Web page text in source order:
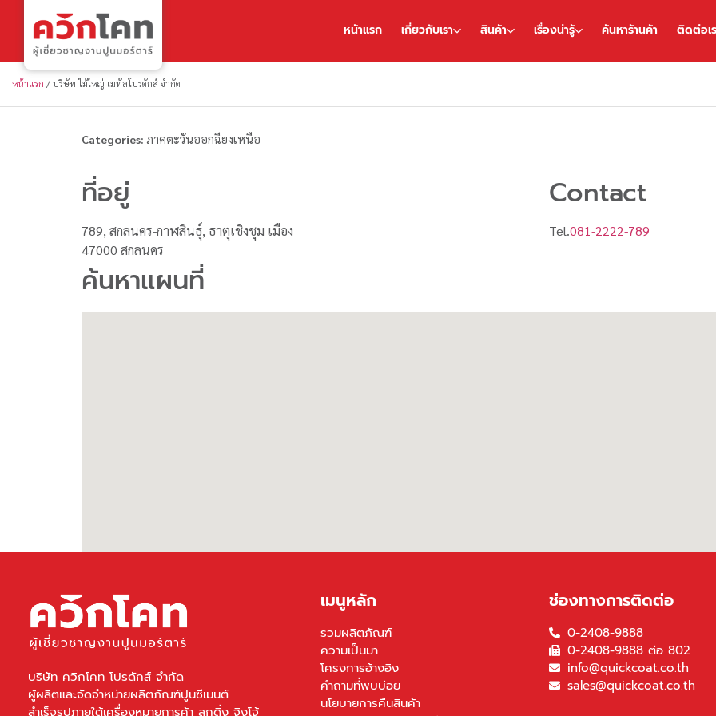
หน้าแรก เกี่ยวกับเรา สินค้า เรื่องน่ารู้ ค้นหาร้านค้า ติดต่อเ
หน้าแรก / บริษัท ไม้ใหญ่ เมทัลโปรดักส์ จำกัด
Categories: ภาคตะวันออกฉียงเหนือ
ที่อยู่
789, สกลนคร-กาฬสินธุ์, ธาตุเชิงชุม เมือง
47000 สกลนคร
Contact
Tel.081-2222-789
ค้นหาแผนที่
บริษัท ควิกโคท โปรดักส์ จำกัด
ผู้ผลิตและจัดจำหน่ายผลิตภัณฑ์ปูนซีเมนต์
สำเร็จรูปภายใต้เครื่องหมายการค้า ลูกดิ่ง จิงโจ้
เมนูหลัก
รวมผลิตภัณฑ์
ความเป็นมา
โครงการอ้างอิง
คำถามที่พบบ่อย
นโยบายการคืนสินค้า
ช่องทางการติดต่อ
0-2408-9888
0-2408-9888 ต่อ 802
info@quickcoat.co.th
sales@quickcoat.co.th